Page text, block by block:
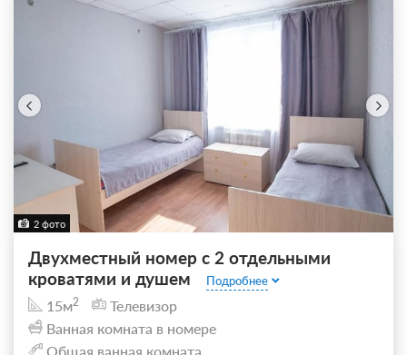
2 фото
Двухместный номер с 2 отдельными
кроватями и душем
Подробнее
15м2
Телевизор
Ванная комната в номере
Общая ванная комната